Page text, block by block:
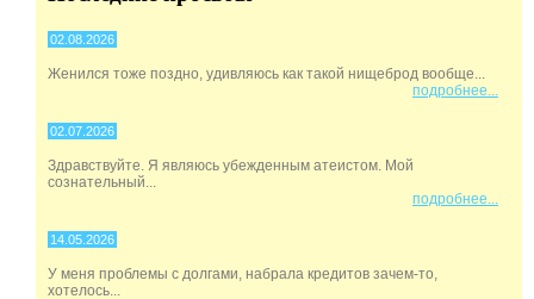
02.08.2026
Женился тоже поздно, удивляюсь как такой нищеброд вообще...
подробнее...
02.07.2026
Здравствуйте. Я являюсь убежденным атеистом. Мой
сознательный...
подробнее...
14.05.2026
У меня проблемы с долгами, набрала кредитов зачем-то,
хотелось...